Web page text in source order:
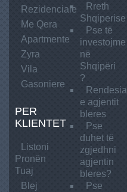
Rezidenciale
Me Qera
Apartmente
Zyra
Vila
Gasoniere
PER
KLIENTET
Listoni
Pronën
Tuaj
Blej
Rreth
Shqiperise
Pse të
investojme
në
Shqipëri
?
Rendesia
e agjentit
bleres
Pse
duhet të
zgjedhni
agjentin
bleres?
Pse